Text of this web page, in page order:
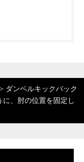
ダンベルキックバック
、肘の位置を固定し